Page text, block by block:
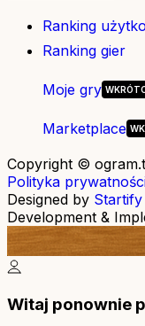
Ranking
Ranking gier
Moje gry
Marketplace
Copyright ©
Polityka
Designed by
Development &
Witaj ponownie